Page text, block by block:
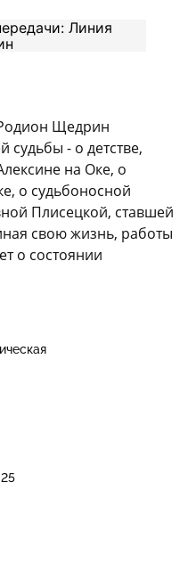
Щедрин
судьбы - о детстве,
на Оке, о
о судьбоносной
Плисецкой, ставшей
свою жизнь, работы
о состоянии